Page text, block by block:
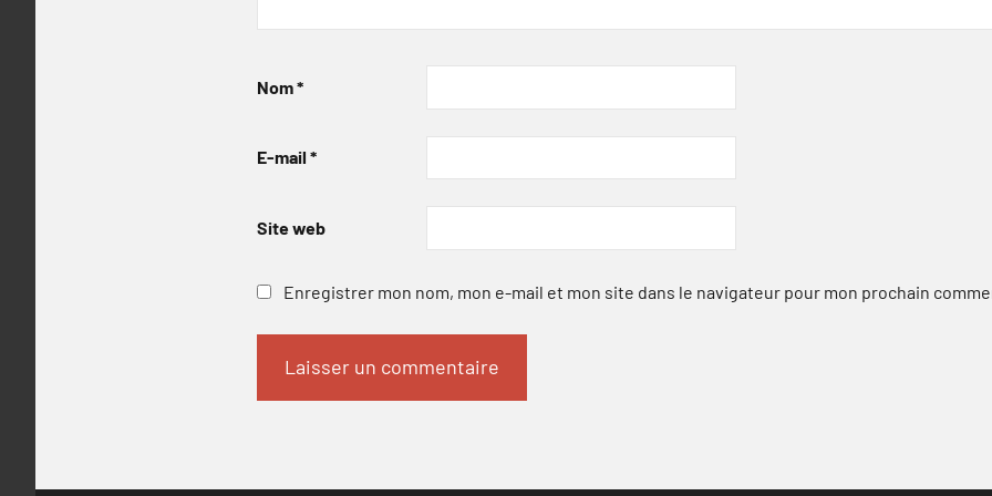
Nom*
E-mail *
Site web
Enregistrer mon nom, mon e-mail et mon site dans le navigateur pour mon prochain